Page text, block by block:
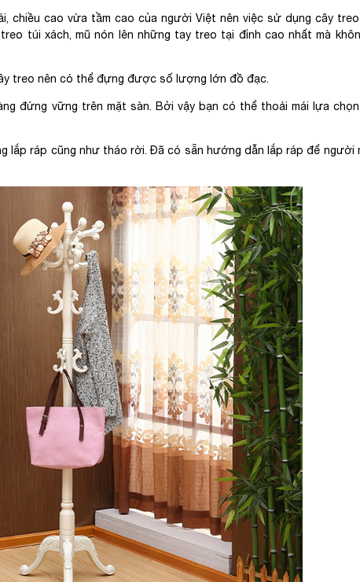
chiều cao vừa tầm cao của người Việt nên việc sử dụng cây
túi xách, mũ nón lên những tay treo tại đỉnh cao nhất mà
treo nên có thể đựng được số lượng lớn đồ đạc.
đứng vững trên mặt sàn. Bởi vậy bạn có thể thoải mái lựa chọn
ráp cũng như tháo rời. Đã có sẵn hướng dẫn lắp ráp để người